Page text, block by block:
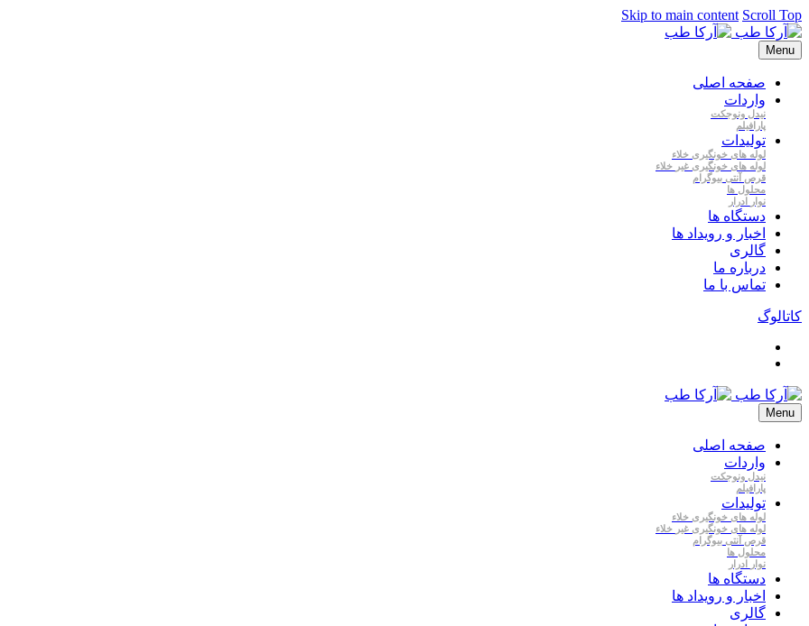
Skip to main content Scroll Top
Menu
صفحه اصلی
واردات
نیدل ونوجکت
پارافیلم
تولیدات
لوله های خونگیری خلاء
لوله های خونگیری غیر خلاء
قرص آنتی بیوگرام
محلول ها
نوار
ادرار
دستگاه ها
اخبار و رویداد ها
گالری
درباره ما
تماس با ما
کاتالوگ
Menu
صفحه اصلی
واردات
نیدل ونوجکت
پارافیلم
تولیدات
لوله های خونگیری خلاء
لوله های خونگیری غیر خلاء
قرص آنتی بیوگرام
محلول ها
نوار
ادرار
دستگاه ها
اخبار و رویداد ها
گالری